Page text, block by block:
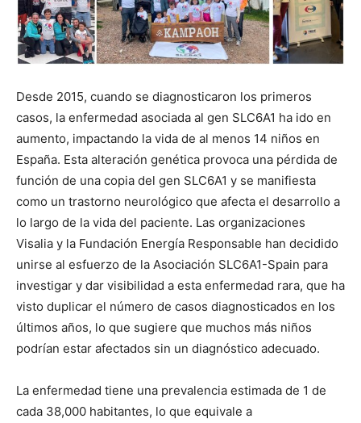
Desde 2015, cuando se diagnosticaron los primeros
casos, la enfermedad asociada al gen SLC6A1 ha ido en
aumento, impactando la vida de al menos 14 niños en
España. Esta alteración genética provoca una pérdida de
función de una copia del gen SLC6A1 y se manifiesta
como un trastorno neurológico que afecta el desarrollo a
lo largo de la vida del paciente. Las organizaciones
Visalia y la Fundación Energía Responsable han decidido
unirse al esfuerzo de la Asociación SLC6A1-Spain para
investigar y dar visibilidad a esta enfermedad rara, que ha
visto duplicar el número de casos diagnosticados en los
últimos años, lo que sugiere que muchos más niños
podrían estar afectados sin un diagnóstico adecuado.
La enfermedad tiene una prevalencia estimada de 1 de
cada 38,000 habitantes, lo que equivale a